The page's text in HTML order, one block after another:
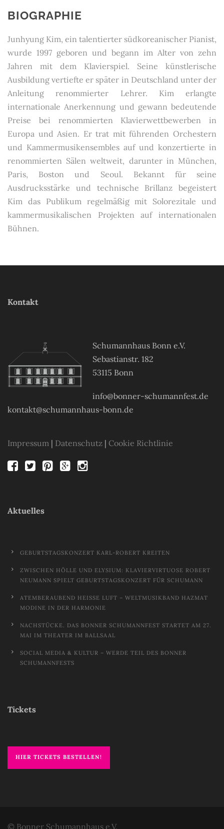
BIOGRAPHIE
Junhyung Kim, ein talentierter südkoreanischer Pianist,
wurde 1997 geboren und begann im Alter von zehn
Jahren mit dem Klavierspiel. Seine künstlerische
Ausbildung vertiefte er später in Deutschland unter der
Anleitung renommierter Lehrer. Kim erlangte
internationale Anerkennung und gewann bedeutende
Preise bei renommierten Klavierwettbewerben in
Europa und Asien. Er trat mit führenden Orchestern
und Kammermusikensembles auf und konzertierte in
renommierten Sälen weltweit, darunter in München,
Paris, Boston und Seoul. Bekannt für seine
Ausdrucksstärke und technische Brillanz begeistert
Kim das Publikum regelmäßig mit Solorezitale und
kammermusikalischen Projekten auf internationalen
Bühnen.
Kontakt
Schumannhaus Bonn e.V.
Sebastianstr. 182
53115 Bonn
info@bonner-schumannfest.de
kontakt@schumannhaus-bonn.de
Impressum | Datenschutz | Cookie Richtlinie
Aktuelles
GEBURTSTAGSKONZERT KARL-ROBERT KREITEN
ZWISCHEN HÖLLE UND ELYSIUM: KLAVIERVIRTUOSE ROBERT
NEUMANN SPIELT GEBURTSTAGSKONZERT FÜR SCHUMANN
ATEMBERAUBEND HEISSE LUFT – WELTMUSIKBAND HAZMAT M
ODINE IN DER HARMONIE
NACHSTÜCKE. DAS BONNER SCHUMANNFEST STARTET AM 27.
MAI IM THEATER IM BALLSAAL
SOCIAL MEDIA & KULTUR – WERDE TEIL DES BONNER
SCHUMANNFESTS
Tickets
HIER TICKETS BESTELLEN!
© Bonner Schumannhaus e.V.